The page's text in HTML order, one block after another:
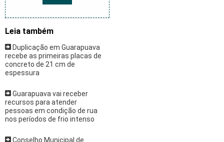
Leia também
Duplicação em Guarapuava
recebe as primeiras placas de
concreto de 21 cm de
espessura
Guarapuava vai receber
recursos para atender
pessoas em condição de rua
nos períodos de frio intenso
Conselho Municipal de